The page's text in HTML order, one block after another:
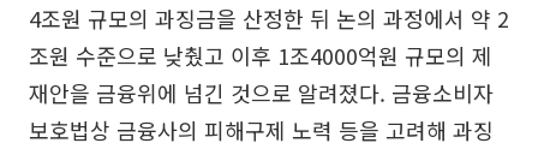
4조원 규모의 과징금을 산정한 뒤 논의 과정에서 약 2
조원 수준으로 낮췄고 이후 1조4000억원 규모의 제
재안을 금융위에 넘긴 것으로 알려졌다. 금융소비자
보호법상 금융사의 피해구제 노력 등을 고려해 과징